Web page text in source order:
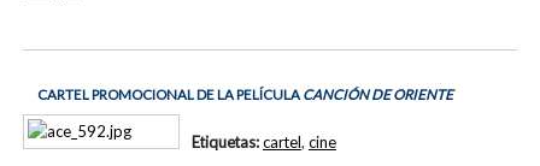
CARTEL PROMOCIONAL DE LA PELÍCULA CANCIÓN DE ORIENTE
Etiquetas:cartel, cine